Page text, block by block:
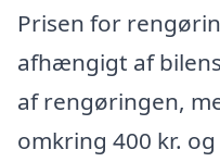
Prisen for
afhængigt af
af rengøringen,
omkring 400 kr.